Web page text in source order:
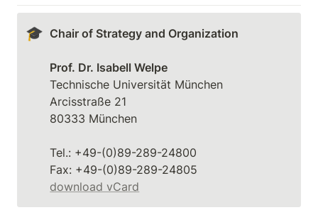
🎓 Chair of Strategy and Organization
Prof. Dr. Isabell Welpe
Technische Universität München
Arcisstraße 21
80333 München
Tel.: +49-(0)89-289-24800
download vCard